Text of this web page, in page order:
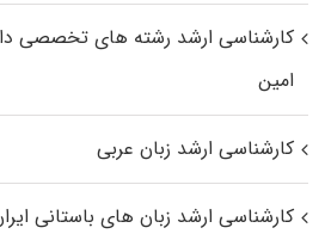
کارشناسی ارشد رﺷﺘﻪ ﻫﺎی تخصصی
اﻣﻴﻦ
کارشناسی ارشد زبان عربی
کارشناسی ارشد زبان‌ های باستانی